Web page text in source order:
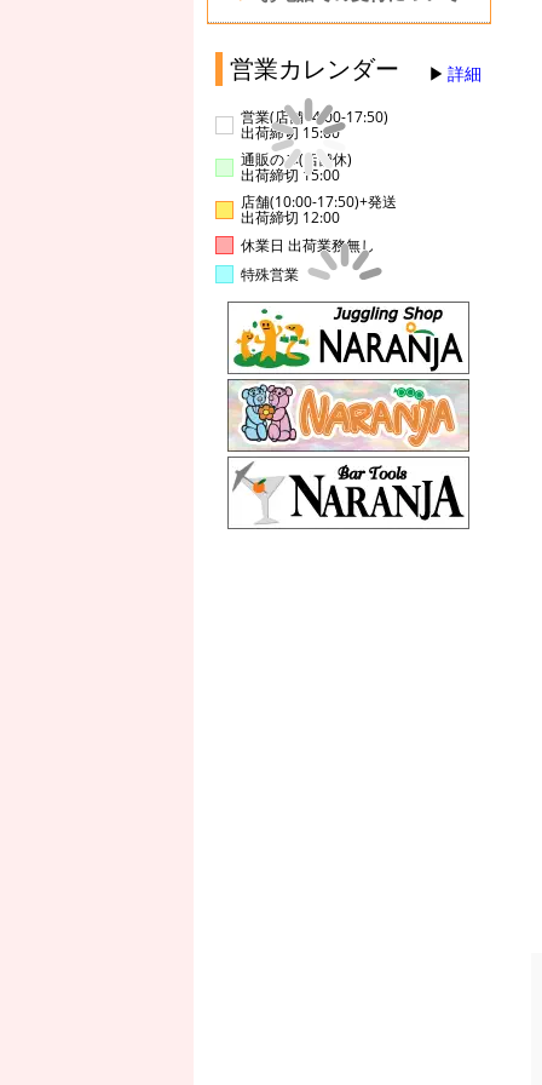
営業カレンダー 詳細
営業(店舗14:00-17:50)
出荷締切 15:00
通販のみ(店舗休)
出荷締切 15:00
店舗(10:00-17:50)+発送
出荷締切 12:00
休業日 出荷業務無し
特殊営業